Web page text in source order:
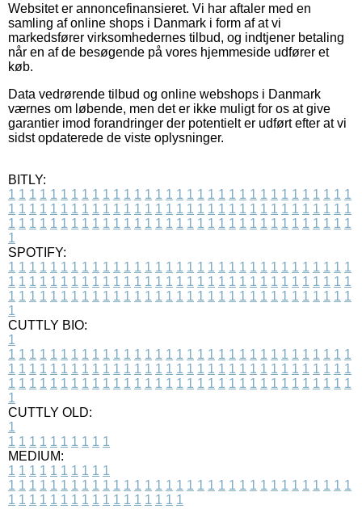
Websitet er annoncefinansieret. Vi har aftaler med en
samling af online shops i Danmark i form af at vi
markedsfører virksomhedernes tilbud, og indtjener betaling
når en af de besøgende på vores hjemmeside udfører et
køb.
Data vedrørende tilbud og online webshops i Danmark
værnes om løbende, men det er ikke muligt for os at give
garantier imod forandringer der potentielt er udført efter at vi
sidst opdaterede de viste oplysninger.
BITLY:
1 1 1 1 1 1 1 1 1 1 1 1 1 1 1 1 1 1 1 1 1 1 1 1 1 1 1 1 1 1 1 1 1
1 1 1 1 1 1 1 1 1 1 1 1 1 1 1 1 1 1 1 1 1 1 1 1 1 1 1 1 1 1 1 1 1
1 1 1 1 1 1 1 1 1 1 1 1 1 1 1 1 1 1 1 1 1 1 1 1 1 1 1 1 1 1 1 1 1
1
SPOTIFY:
1 1 1 1 1 1 1 1 1 1 1 1 1 1 1 1 1 1 1 1 1 1 1 1 1 1 1 1 1 1 1 1 1
1 1 1 1 1 1 1 1 1 1 1 1 1 1 1 1 1 1 1 1 1 1 1 1 1 1 1 1 1 1 1 1 1
1 1 1 1 1 1 1 1 1 1 1 1 1 1 1 1 1 1 1 1 1 1 1 1 1 1 1 1 1 1 1 1 1
1
CUTTLY BIO:
1
1 1 1 1 1 1 1 1 1 1 1 1 1 1 1 1 1 1 1 1 1 1 1 1 1 1 1 1 1 1 1 1 1
1 1 1 1 1 1 1 1 1 1 1 1 1 1 1 1 1 1 1 1 1 1 1 1 1 1 1 1 1 1 1 1 1
1 1 1 1 1 1 1 1 1 1 1 1 1 1 1 1 1 1 1 1 1 1 1 1 1 1 1 1 1 1 1 1 1
1
CUTTLY OLD:
1
1 1 1 1 1 1 1 1 1 1
MEDIUM:
1 1 1 1 1 1 1 1 1 1
1 1 1 1 1 1 1 1 1 1 1 1 1 1 1 1 1 1 1 1 1 1 1 1 1 1 1 1 1 1 1 1 1
1 1 1 1 1 1 1 1 1 1 1 1 1 1 1 1 1